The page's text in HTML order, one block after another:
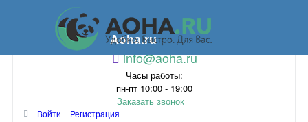
Aoha.ru
info@aoha.ru
Часы работы:
пн-пт 10:00 - 19:00
Заказать звонок
Войти
Регистрация